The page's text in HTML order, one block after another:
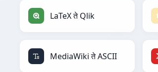
LaTeX ते Qlik
MediaWiki ते ASCII